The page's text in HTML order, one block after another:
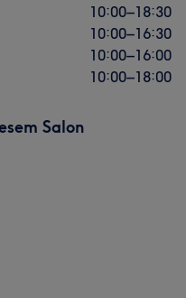
10:00–18:30
10:00–16:30
10:00–16:00
10:00–18:00
Salon